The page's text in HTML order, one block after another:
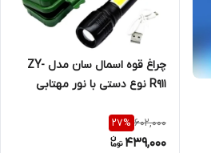
چراغ قوه اسمال سان مدل ZY-
R911 نوع دستی با نور مهتابی
602,000
27%
439,000